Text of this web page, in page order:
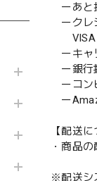
ーあと
ークレ
VISA／
ーキャ
ー銀行
ーコン
ー
【配送に
・商品
※配送シ